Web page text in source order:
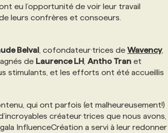
eu l’opportunité de voir leur travail
leurs confrères et consoeurs.
Belval , cofondateur·trices de Wavency,
de Laurence LH Antho Tran et
stimulants, et les efforts ont été accueillis
qui ont parfois (et malheureusement!)
créateur·trices que nous avons,
InfluenceCréation a servi à leur redonner